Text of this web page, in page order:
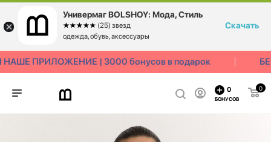
ПРИЛОЖЕНИЕ | 3000 бонусов в подарок
0
0
БОНУСОВ
Универмаг BOLSHOY: Мода, Стиль
☆☆☆☆☆
★★★★★ (25) звезд
одежда, обувь, аксессуары
Скачать